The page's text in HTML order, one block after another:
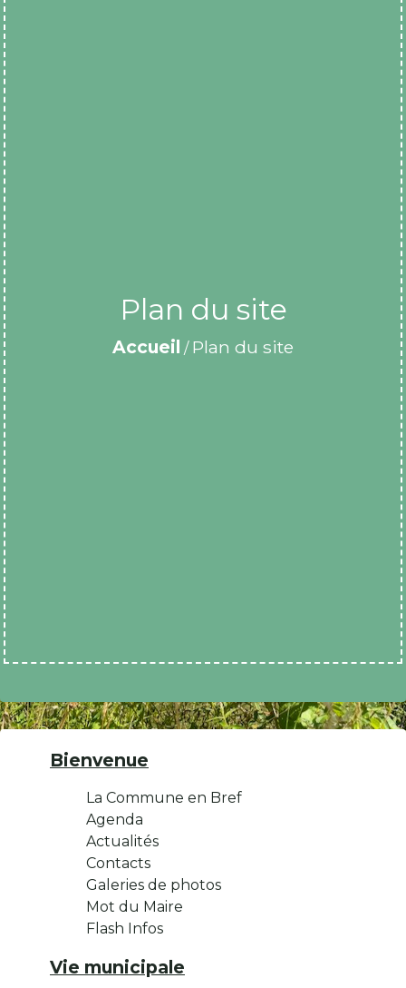
Plan du site
Accueil / Plan du site
Bienvenue
La Commune en Bref
Agenda
Actualités
Contacts
Galeries de photos
Mot du Maire
Flash Infos
Vie municipale